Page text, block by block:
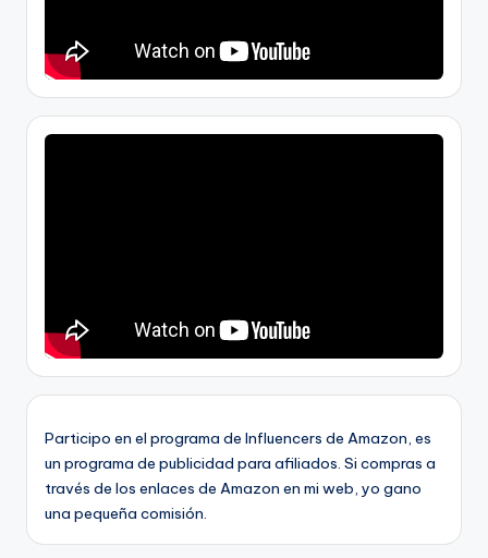
Participo en el programa de Influencers de Amazon, es
un programa de publicidad para afiliados. Si compras a
través de los enlaces de Amazon en mi web, yo gano
una pequeña comisión.